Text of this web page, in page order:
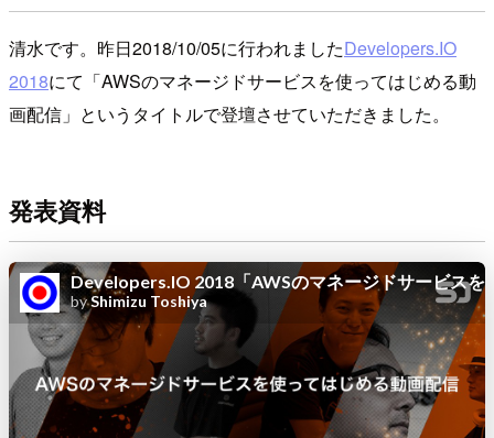
清水です。昨日2018/10/05に行われましたDevelopers.IO
2018にて「AWSのマネージドサービスを使ってはじめる動
画配信」というタイトルで登壇させていただきました。
発表資料